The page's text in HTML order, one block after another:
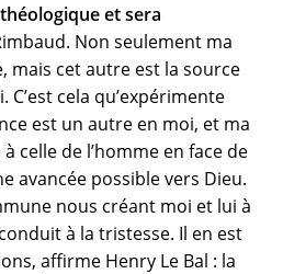
et sera
Non seulement ma
mais cet autre est la source
cela qu’expérimente
est un autre en moi, et ma
celle de l’homme en face de
avancée possible vers Dieu.
nous créant moi et lui à
à la tristesse. Il en est
affirme Henry Le Bal : la